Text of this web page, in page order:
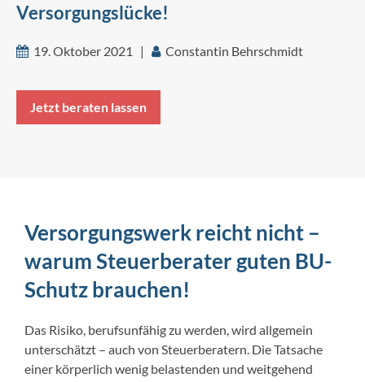
Versorgungslücke!
19. Oktober 2021 | Constantin Behrschmidt
Jetzt beraten lassen
Versorgungswerk reicht nicht –
warum Steuerberater guten BU-
Schutz brauchen!
Das Risiko, berufsunfähig zu werden, wird allgemein
unterschätzt – auch von Steuerberatern. Die Tatsache
einer körperlich wenig belastenden und weitgehend